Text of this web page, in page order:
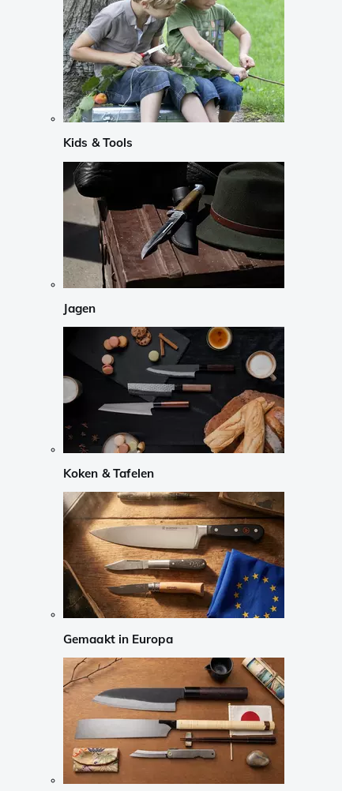
Kids & Tools
Jagen
Koken & Tafelen
Gemaakt in Europa